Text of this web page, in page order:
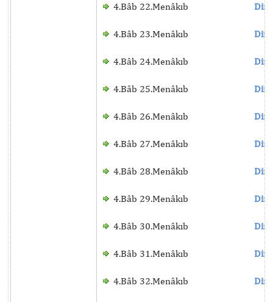
4.Bâb 22.Menâkıb
4.Bâb 23.Menâkıb
4.Bâb 24.Menâkıb
4.Bâb 25.Menâkıb
4.Bâb 26.Menâkıb
4.Bâb 27.Menâkıb
4.Bâb 28.Menâkıb
4.Bâb 29.Menâkıb
4.Bâb 30.Menâkıb
4.Bâb 31.Menâkıb
4.Bâb 32.Menâkıb